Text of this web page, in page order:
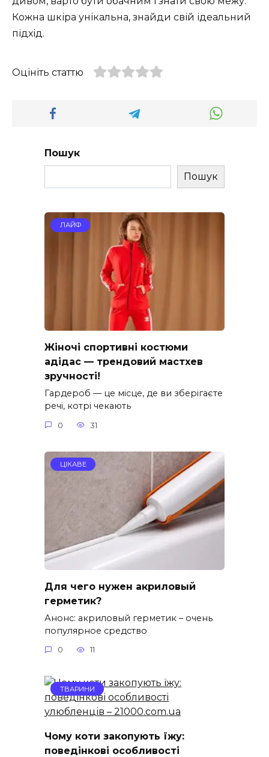
Кожна шкіра унікальна, знайди свій ідеальний
підхід.
Оцініть статтю
Пошук
Пошук
ЛАЙФ
Жіночі спортивні костюми
адідас — трендовий мастхев
зручності!
Гардероб — це місце, де ви зберігаєте
речі, котрі чекають
0 31
ЦІКАВЕ
Для чего нужен акриловый
герметик?
Анонс: акриловый герметик – очень
популярное средство
0 11
ТВАРИНИ
Чому коти закопують їжу:
поведінкові особливості